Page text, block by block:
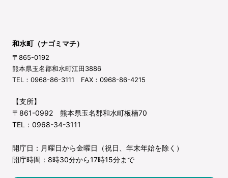
和水町（ナゴミマチ）
〒865-0192
熊本県玉名郡和水町江田3886
TEL：0968-86-3111 FAX：0968-86-4215
【支所】
〒861-0992 熊本県玉名郡和水町板楠70
TEL：0968-34-3111
開庁日：月曜日から金曜日（祝日、年末年始を除く）
開庁時間：8時30分から17時15分まで